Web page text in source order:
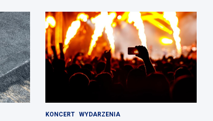
KONCERT WYDARZENIA